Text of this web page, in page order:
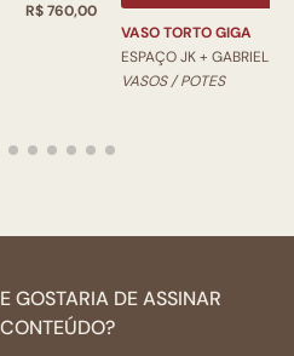
R$ 760,00
VASO TORTO GIGA
ESPAÇO JK + GABRIEL
VASOS / POTES
GOSTARIA DE ASSINAR